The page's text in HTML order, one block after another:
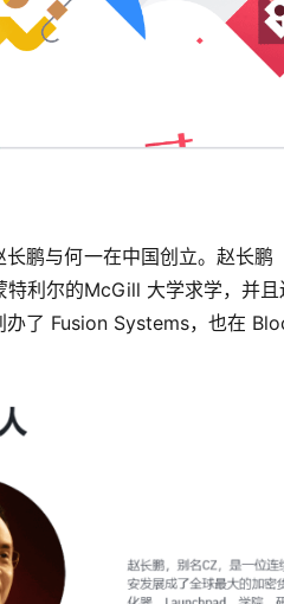
鹏与何一在中国创立。赵长
特利尔的McGill 大学求学，并
了 Fusion Systems，也在